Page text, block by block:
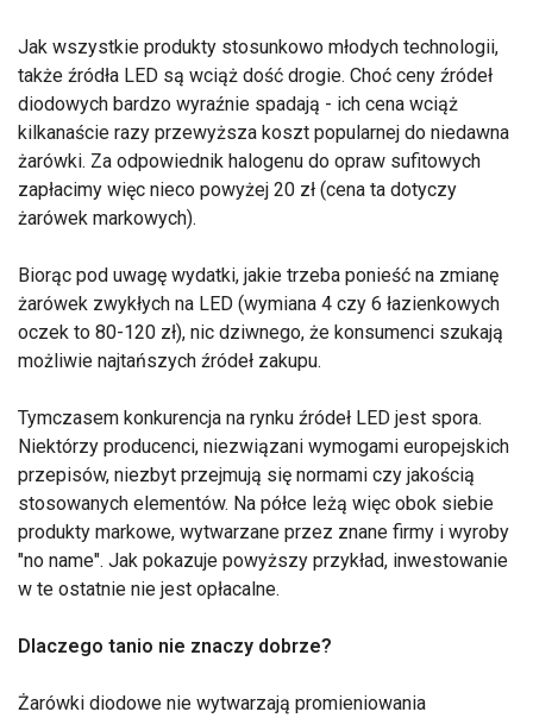
Jak wszystkie produkty stosunkowo młodych technologii,
także źródła LED są wciąż dość drogie. Choć ceny źródeł
diodowych bardzo wyraźnie spadają - ich cena wciąż
kilkanaście razy przewyższa koszt popularnej do niedawna
żarówki. Za odpowiednik halogenu do opraw sufitowych
zapłacimy więc nieco powyżej 20 zł (cena ta dotyczy
żarówek markowych).
Biorąc pod uwagę wydatki, jakie trzeba ponieść na zmianę
żarówek zwykłych na LED (wymiana 4 czy 6 łazienkowych
oczek to 80-120 zł), nic dziwnego, że konsumenci szukają
możliwie najtańszych źródeł zakupu.
Tymczasem konkurencja na rynku źródeł LED jest spora.
Niektórzy producenci, niezwiązani wymogami europejskich
przepisów, niezbyt przejmują się normami czy jakością
stosowanych elementów. Na półce leżą więc obok siebie
produkty markowe, wytwarzane przez znane firmy i wyroby
"no name". Jak pokazuje powyższy przykład, inwestowanie
w te ostatnie nie jest opłacalne.
Dlaczego tanio nie znaczy dobrze?
Żarówki diodowe nie wytwarzają promieniowania